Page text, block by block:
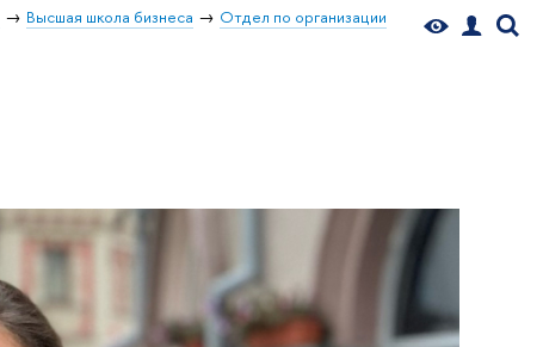
Высшая школа бизнеса
Отдел по организации